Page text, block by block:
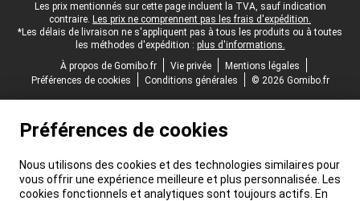
Pied-de-page légal
Les prix mentionnés sur cette page incluent la TVA, sauf indication
contraire. Les prix ne comprennent pas les frais d'expédition.
*Les délais de livraison ne s'appliquent pas à tous les produits ou à toutes
les méthodes d'expédition : plus d'informations.
À propos de Gomibo.fr
Vie privée
Mentions légales
Préférences de cookies
Conditions générales © 2026 Gomibo.fr
Préférences de cookies
Nous utilisons des cookies et des technologies similaires pour
vous offrir une expérience meilleure et plus personnalisée. Les
cookies fonctionnels et analytiques sont toujours actifs. En